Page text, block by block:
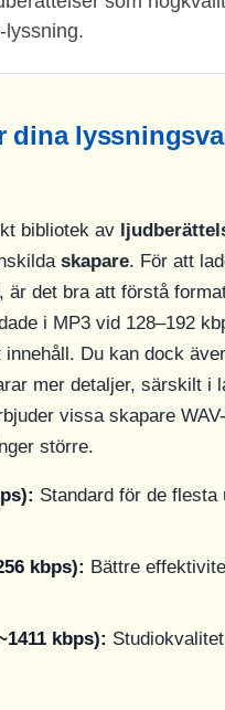
lyssning.
dina
bibliotek av
skapare. För att
är det bra att förstå
i MP3 vid 128–192
Du kan dock
mer detaljer, särskilt i
vissa skapare
större.
Standard för de
kbps): Bättre
kbps):